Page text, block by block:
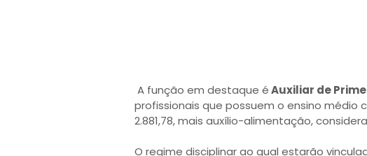
A função em destaque éAuxiliar de
profissionais que possuem o ensino médio
2.881,78, mais auxílio-alimentação,
O regime disciplinar ao qual estarão